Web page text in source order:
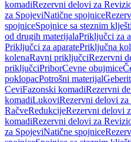
komadiRezervni delovi za
za SpojeviNatične spojnice
spojniceSpojnice sa steznim
od drugih materijalaPriključci za
Priključci za aparatePriključna
kolenaRavni priključciRezervni
priključciPriborCevne obujmice
poklopacPotrošni materijal
CeviFazonski komadiRezervni
komadiLukoviRezervni delovi
RačveRedukcijeRezervni delovi
komadiRezervni delovi za
za SpojeviNatične spojnice